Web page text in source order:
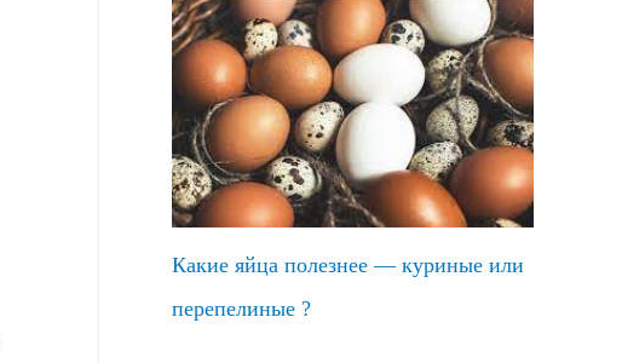
Какие яйца полезнее — куриные или
перепелиные ?